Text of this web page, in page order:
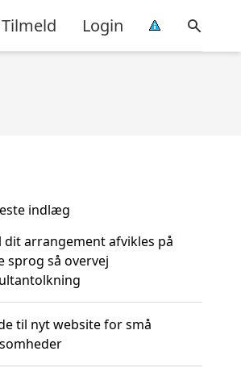
Tilmeld Login
indlæg
dit arrangement afvikles på
sprog så overvej
til nyt website for små